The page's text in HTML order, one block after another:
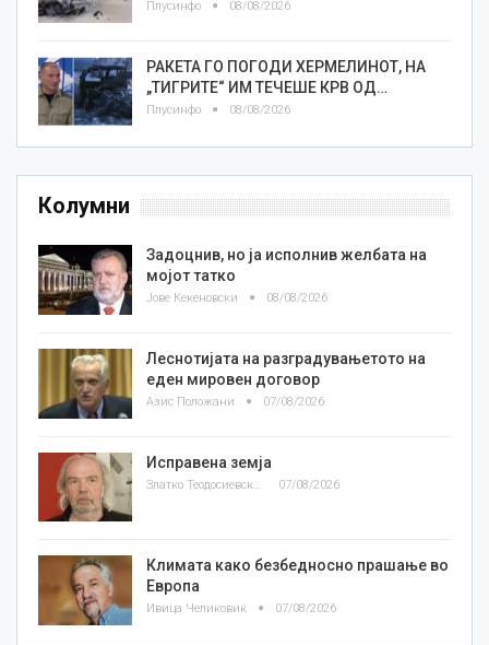
Плусинфо 08/08/2026
РАКЕТА ГО ПОГОДИ ХЕРМЕЛИНОТ, НА
„ТИГРИТЕ“ ИМ ТЕЧЕШЕ КРВ ОД…
Плусинфо 08/08/2026
Колумни
Задоцнив, но ја исполнив желбата на
мојот татко
Јове Кекеновски 08/08/2026
Леснотијата на разградувањетото на
еден мировен договор
Азис Положани 07/08/2026
Исправена земја
07/08/2026
Климата како безбедносно прашање во
Европа
Ивица Челиковиќ 07/08/2026